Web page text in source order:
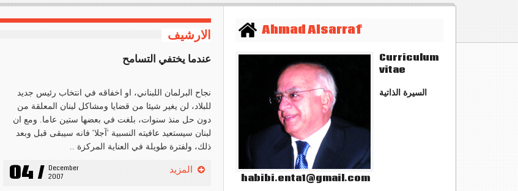
الارشيف
عندما يختفي التسامح
نجاح البرلمان اللبناني، او اخفاقه في انتخاب رئيس جديد
للبلاد، لن يغير شيئا من قضايا ومشاكل لبنان المعلقة من
دون حل منذ سنوات، بلغت في بعضها ستين عاما. ومع ان
لبنان سيستعيد عافيته النسبية 'آجلا' فانه سيبقى قبل وبعد
ذلك، ولفترة طويلة في العناية المركزة ..
04 / December
2007
المزيد
Ahmad Alsarraf
Curriculum
vitae
السيرة الذاتية
habibi.enta1@gmail.com